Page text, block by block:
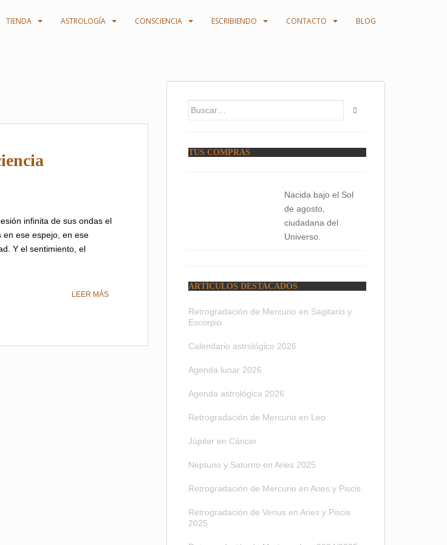
TIENDA ASTROLOGÍA CONSCIENCIA ESCRIBIENDO CONTACTO BLOG
infinita de sus ondas el
en ese espejo, en ese
Y el sentimiento, el
LEER MÁS
Buscar:
TUS COMPRAS
Nacida bajo el Sol
de agosto,
ciudadana del
Universo.
ARTÍCULOS DESTACADOS
Retrogradación de Mercurio en Sagitario y
Escorpio
Calendario astrológico 2026
Agenda lunar 2026
Agenda astrológica 2026
Retrogradación de Mercurio en Leo
Júpiter en Cáncer
Neptuno y Saturno en Aries 2025
Retrogradación de Mercurio en Aries y Piscis
Retrogradación de Venus en Aries y Piscis
2025